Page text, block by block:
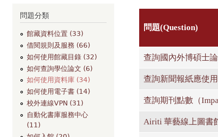
問題分類
館藏資料位置 (33)
借閱規則及服務 (66)
如何使用館藏目錄 (32)
如何查詢學位論文 (6)
如何使用資料庫 (34)
如何使用電子書 (14)
校外連線VPN (31)
自動化書庫服務中心
(11)
問題(Question)
查詢國內外博碩士
查詢新聞報紙應使
查詢期刊點數（
Airiti 華藝線上圖書